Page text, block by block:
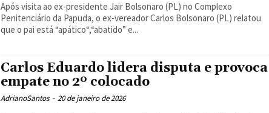
Após visita ao ex-presidente Jair Bolsonaro (PL) no Complexo
Penitenciário da Papuda, o ex-vereador Carlos Bolsonaro (PL) relatou
que o pai está “apático“,“abatido” e...
Carlos Eduardo lidera disputa e provoca
empate no 2º colocado
AdrianoSantos - 20 de janeiro de 2026